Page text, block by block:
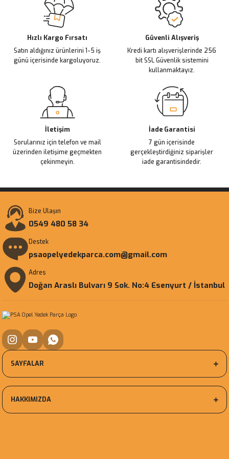
Ürün açıklamasında eksik bilgiler bulunuyor.
Ürün bilgilerinde hatalar bulunuyor.
Ürün fiyatı diğer sitelerden daha pahalı.
Bu ürüne benzer farklı alternatifler olmalı.
Hızlı Kargo Fırsatı
Satın aldığınız ürünlerini 1-5 iş
günü içerisinde kargoluyoruz.
Güvenli Alışveriş
Kredi kartı alışverişlerinde 256
bit SSL Güvenlik sistemini
kullanmaktayız.
İletişim
Sorularınız için telefon ve mail
üzerinden iletişime geçmekten
çekinmeyin.
İade Garantisi
7 gün içerisinde
gerçekleştirdiğiniz siparişler
iade garantisindedir.
Bize Ulaşın
0549 480 58 34
Destek
psaopelyedekparca.com@gmail.com
Adres
Doğan Araslı Bulvarı 9 Sok. No:4 Esenyurt / İstanbul
SAYFALAR
HAKKIMIZDA